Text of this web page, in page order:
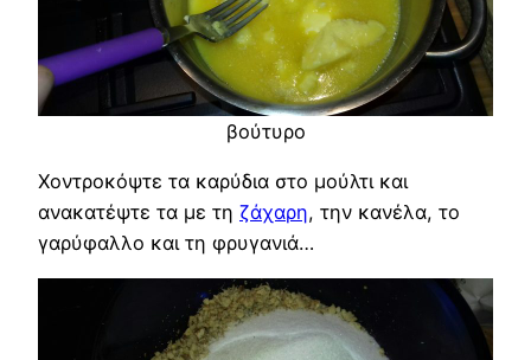
βούτυρο
Χοντροκόψτε τα καρύδια στο μούλτι και
ανακατέψτε τα με τη ζάχαρη, την κανέλα, το
γαρύφαλλο και τη φρυγανιά…